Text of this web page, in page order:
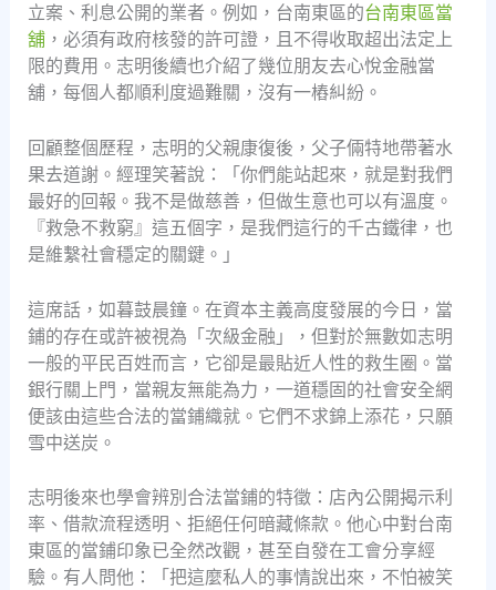
立案、利息公開的業者。例如，台南東區的台南東區當
舖，必須有政府核發的許可證，且不得收取超出法定上
限的費用。志明後續也介紹了幾位朋友去心悅金融當
舖，每個人都順利度過難關，沒有一樁糾紛。
回顧整個歷程，志明的父親康復後，父子倆特地帶著水
果去道謝。經理笑著說：「你們能站起來，就是對我們
最好的回報。我不是做慈善，但做生意也可以有溫度。
『救急不救窮』這五個字，是我們這行的千古鐵律，也
是維繫社會穩定的關鍵。」
這席話，如暮鼓晨鐘。在資本主義高度發展的今日，當
鋪的存在或許被視為「次級金融」，但對於無數如志明
一般的平民百姓而言，它卻是最貼近人性的救生圈。當
銀行關上門，當親友無能為力，一道穩固的社會安全網
便該由這些合法的當鋪織就。它們不求錦上添花，只願
雪中送炭。
志明後來也學會辨別合法當鋪的特徵：店內公開揭示利
率、借款流程透明、拒絕任何暗藏條款。他心中對台南
東區的當鋪印象已全然改觀，甚至自發在工會分享經
驗。有人問他：「把這麼私人的事情說出來，不怕被笑